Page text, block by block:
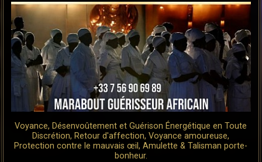
Voyance, Désenvoûtement et Guérison Énergétique en Toute
Discrétion, Retour d'affection, Voyance amoureuse,
Protection contre le mauvais œil, Amulette & Talisman porte-
bonheur.